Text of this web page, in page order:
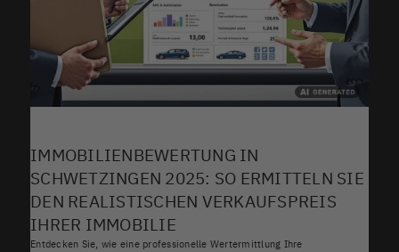
IMMOBILIENBEWERTUNG IN
SCHWETZINGEN 2025: SO ERMITTELN SIE
DEN REALISTISCHEN VERKAUFSPREIS
IHRER IMMOBILIE
Entdecken Sie, wie eine professionelle Wertermittlung Ihre